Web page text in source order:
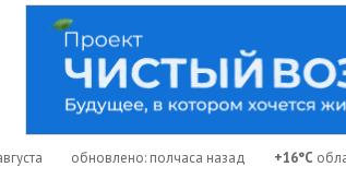
обновлено: полчаса назад +16°C